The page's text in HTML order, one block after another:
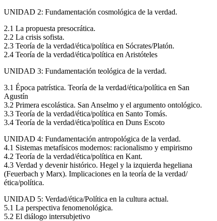
UNIDAD 2: Fundamentación cosmológica de la verdad.
2.1 La propuesta presocrática.
2.2 La crisis sofista.
2.3 Teoría de la verdad/ética/política en Sócrates/Platón.
2.4 Teoría de la verdad/ética/política en Aristóteles
UNIDAD 3: Fundamentación teológica de la verdad.
3.1 Época patrística. Teoría de la verdad/ética/política en San
Agustín
3.2 Primera escolástica. San Anselmo y el argumento ontológico.
3.3 Teoría de la verdad/ética/política en Santo Tomás.
3.4 Teoría de la verdad/ética/política en Duns Escoto
UNIDAD 4: Fundamentación antropológica de la verdad.
4.1 Sistemas metafísicos modernos: racionalismo y empirismo
4.2 Teoría de la verdad/ética/política en Kant.
4.3 Verdad y devenir histórico. Hegel y la izquierda hegeliana
(Feuerbach y Marx). Implicaciones en la teoría de la verdad/
ética/política.
UNIDAD 5: Verdad/ética/Política en la cultura actual.
5.1 La perspectiva fenomenológica.
5.2 El diálogo intersubjetivo